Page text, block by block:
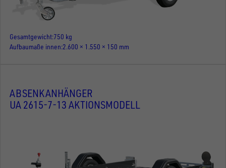
Gesamtgewicht 750 kg
Aufbaumaße innen 2.600 × 1.550 × 150 mm
ABSENKANHÄNGER
UA 2615-7-13 AKTIONSMODELL